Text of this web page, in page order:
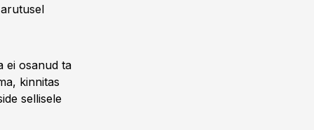
ei osanud ta
kinnitas
sellisele